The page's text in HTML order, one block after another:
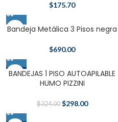
$175.70
Bandeja Metálica 3 Pisos negra
$690.00
-8%
BANDEJAS 1 PISO AUTOAPILABLE
HUMO PIZZINI
$324.00 $298.00